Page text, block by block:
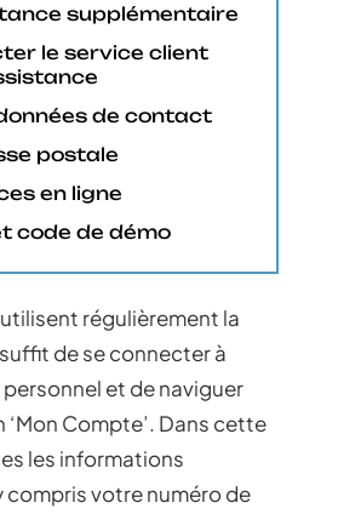
supplémentaire
le service client
de contact
postale
en ligne
code de démo
régulièrement la
de se connecter à
et de naviguer
‘Mon Compte’. Dans cette
les informations
compris votre numéro de